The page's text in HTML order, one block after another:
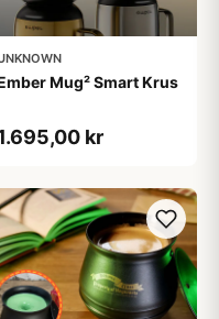
Mug² Smart Krus
kr